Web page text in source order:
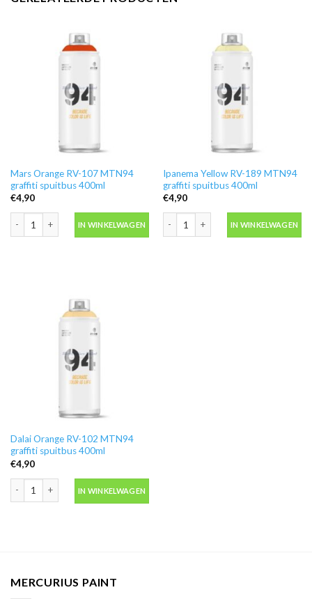
Mars Orange RV-107 MTN94
graffiti spuitbus 400ml
€4,90
IN WINKELWAGEN
Ipanema Yellow RV-189 MTN94
graffiti spuitbus 400ml
€4,90
IN WINKELWAGEN
Dalai Orange RV-102 MTN94
graffiti spuitbus 400ml
€4,90
IN WINKELWAGEN
MERCURIUS PAINT